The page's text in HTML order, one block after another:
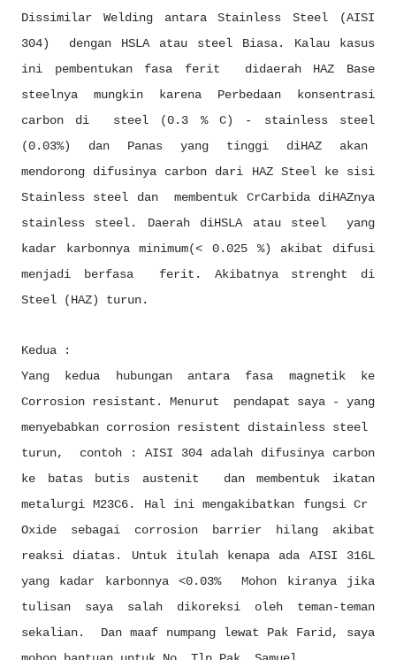
Dissimilar Welding antara Stainless Steel (AISI
304) dengan HSLA atau steel Biasa. Kalau kasus
ini pembentukan fasa ferit didaerah HAZ Base
steelnya mungkin karena Perbedaan konsentrasi
carbon di steel (0.3 % C) - stainless steel
(0.03%) dan Panas yang tinggi diHAZ akan
mendorong difusinya carbon dari HAZ Steel ke sisi
Stainless steel dan membentuk CrCarbida diHAZnya
stainless steel. Daerah diHSLA atau steel yang
kadar karbonnya minimum(< 0.025 %) akibat difusi
menjadi berfasa ferit. Akibatnya strenght di
Steel (HAZ) turun.
Kedua :
Yang kedua hubungan antara fasa magnetik ke
Corrosion resistant. Menurut pendapat saya - yang
menyebabkan corrosion resistent distainless steel
turun, contoh : AISI 304 adalah difusinya carbon
ke batas butis austenit dan membentuk ikatan
metalurgi M23C6. Hal ini mengakibatkan fungsi Cr
Oxide sebagai corrosion barrier hilang akibat
reaksi diatas. Untuk itulah kenapa ada AISI 316L
yang kadar karbonnya <0.03% Mohon kiranya jika
tulisan saya salah dikoreksi oleh teman-teman
sekalian. Dan maaf numpang lewat Pak Farid, saya